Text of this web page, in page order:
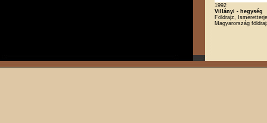
1992
Villányi - hegység
Földrajz,
Magyarország